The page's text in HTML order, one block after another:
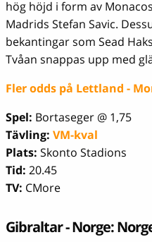
hög höjd i form av
Madrids Stefan Savic.
bekantingar som Sead
Tvåan snappas upp med
Fler odds på Lettland -
Spel: Bortaseger @ 1,75
Tävling: VM-kval
Plats: Skonto Stadions
Tid: 20.45
TV: CMore
Gibraltar - Norge: